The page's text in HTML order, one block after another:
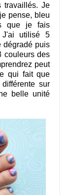
travaillés. Je
pense, bleu
que je fais
J'ai utilisé 5
dégradé puis
couleurs des
peut
qui fait que
sur
belle unité